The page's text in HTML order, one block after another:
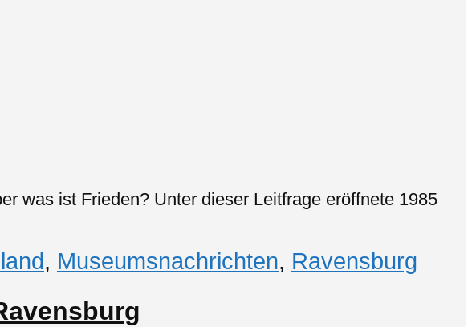
was ist Frieden? Unter dieser Leitfrage eröffnete 1985
, Museumsnachrichten, Ravensburg